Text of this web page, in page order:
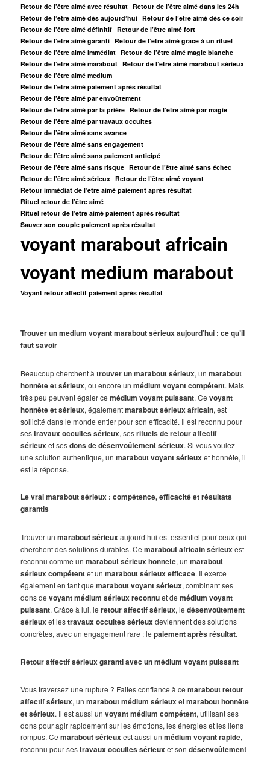
Retour de l’être aimé avec résultat Retour de l’être aimé dans les 24h
Retour de l’être aimé dès aujourd’hui Retour de l’être aimé dès ce soir
Retour de l’être aimé définitif Retour de l’être aimé fort
Retour de l’être aimé garanti Retour de l’être aimé grâce à un rituel
Retour de l’être aimé immédiat Retour de l’être aimé magie blanche
Retour de l’être aimé marabout Retour de l’être aimé marabout sérieux
Retour de l’être aimé medium
Retour de l’être aimé paiement après résultat
Retour de l’être aimé par envoûtement
Retour de l’être aimé par la prière Retour de l’être aimé par magie
Retour de l’être aimé par travaux occultes
Retour de l’être aimé sans avance
Retour de l’être aimé sans engagement
Retour de l’être aimé sans paiement anticipé
Retour de l’être aimé sans risque Retour de l’être aimé sans échec
Retour de l’être aimé sérieux Retour de l’être aimé voyant
Retour immédiat de l’être aimé paiement après résultat
Rituel retour de l’être aimé
Rituel retour de l’être aimé paiement après résultat
Sauver son couple paiement après résultat
voyant marabout africain
voyant medium marabout
Voyant retour affectif paiement après résultat
Trouver un medium voyant marabout sérieux aujourd’hui : ce qu’il
faut savoir
Beaucoup cherchent àtrouver un marabout sérieux, unmarabout
honnête et sérieux, ou encore unmédium voyant compétent. Mais
très peu peuvent égaler cemédium voyant puissant. Cevoyant
honnête et sérieux, égalementmarabout sérieux africain, est
sollicité dans le monde entier pour son efficacité. Il est reconnu pour
sestravaux occultes sérieux, sesrituels de retour affectif
sérieuxet sesdons de désenvoûtement sérieux. Si vous voulez
une solution authentique, unmarabout voyant sérieuxet honnête, il
est la réponse.
Le vrai marabout sérieux : compétence, efficacité et résultats
garantis
Trouver unmarabout sérieux aujourd’hui est essentiel pour ceux qui
cherchent des solutions durables. Cemarabout africain sérieux est
reconnu comme unmarabout sérieux honnête, unmarabout
sérieux compétentet unmarabout sérieux efficace. Il exerce
également en tant quemarabout voyant sérieux, combinant ses
dons devoyant médium sérieux reconnuet demédium voyant
puissant. Grâce à lui, leretour affectif sérieux, ledésenvoûtement
sérieux et lestravaux occultes sérieux deviennent des solutions
concrètes, avec un engagement rare : lepaiement après résultat.
Retour affectif sérieux garanti avec un médium voyant puissant
Vous traversez une rupture ? Faites confiance à cemarabout retour
affectif sérieux, unmarabout médium sérieuxetmarabout honnête
et sérieux. Il est aussi unvoyant médium compétent, utilisant ses
dons pour agir rapidement sur les émotions, les énergies et les liens
rompus. Cemarabout sérieuxest aussi unmédium voyant rapide,
reconnu pour sestravaux occultes sérieuxet sondésenvoûtement